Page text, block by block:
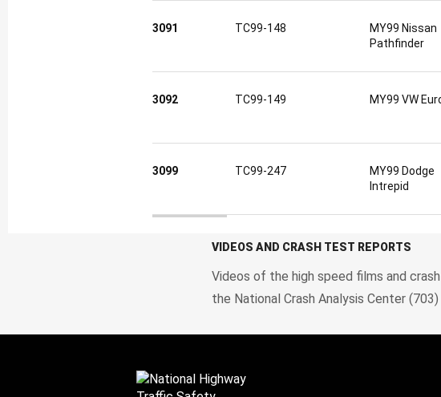
3091 TC99-148
MY99 Nissan
Pathfinder
3092 TC99-149 MY99 VW
3099 TC99-247
MY99 Dodge
Intrepid
Crash test results
VIDEOS AND CRASH TEST REPORTS
Videos of the high speed films and
the National Crash Analysis Center